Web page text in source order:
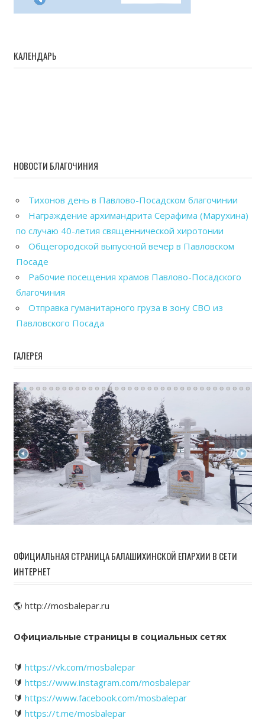
КАЛЕНДАРЬ
НОВОСТИ БЛАГОЧИНИЯ
Тихонов день в Павлово-Посадском благочинии
Награждение архимандрита Серафима (Марухина)
по случаю 40-летия священнической хиротонии
Общегородской выпускной вечер в Павловском
Посаде
Рабочие посещения храмов Павлово-Посадского
благочиния
Отправка гуманитарного груза в зону СВО из
Павловского Посада
ГАЛЕРЕЯ
ОФИЦИАЛЬНАЯ СТРАНИЦА БАЛАШИХИНСКОЙ ЕПАРХИИ В СЕТИ
ИНТЕРНЕТ
🌎 http://mosbalepar.ru
Официальные страницы в социальных сетях
🔰 https://vk.com/mosbalepar
🔰 https://www.instagram.com/mosbalepar
🔰 https://www.facebook.com/mosbalepar
🔰 https://t.me/mosbalepar